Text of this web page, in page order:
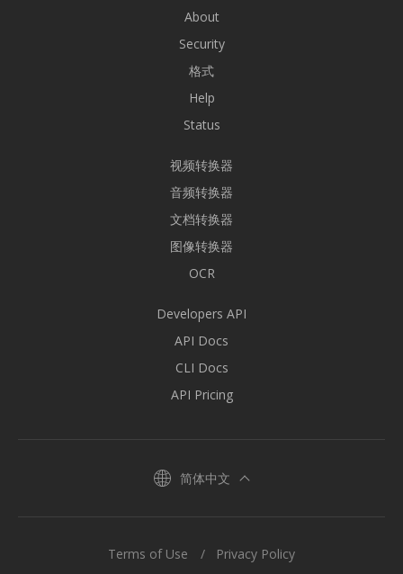
About
Security
格式
Help
Status
视频转换器
音频转换器
文档转换器
图像转换器
OCR
Developers API
API Docs
CLI Docs
API Pricing
简体中文
Terms of Use Privacy Policy